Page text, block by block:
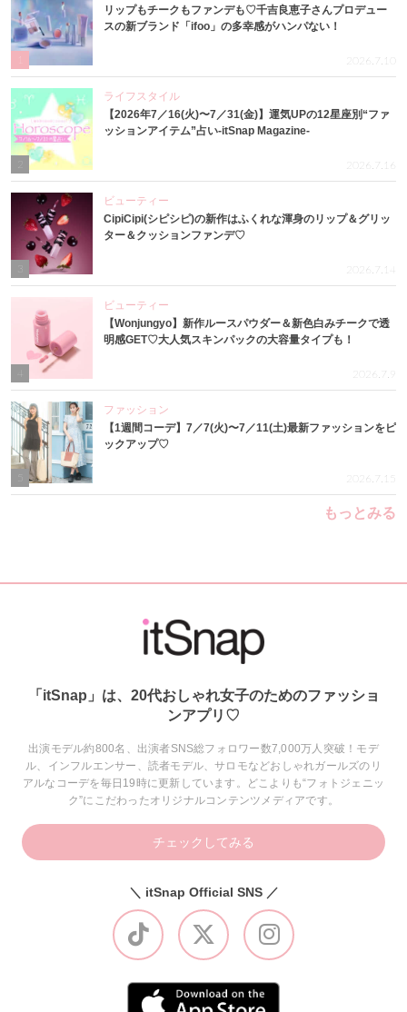
リップもチークもファンデも♡千吉良恵子さんプロデュー
スの新ブランド「ifoo」の多幸感がハンパない！
2026.7.10
ライフスタイル
【2026年7／16(火)〜7／31(金)】運気UPの12星座別“ファ
ッションアイテム”占い-itSnap Magazine-
2026.7.16
3
ビューティー
CipiCipi(シピシピ)の新作はふくれな渾身のリップ＆グリッ
ター＆クッションファンデ♡
2026.7.14
4
ビューティー
【Wonjungyo】新作ルースパウダー＆新色白みチークで透
明感GET♡大人気スキンパックの大容量タイプも！
2026.7.9
ファッション
【1週間コーデ】7／7(火)〜7／11(土)最新ファッションをピ
ックアップ♡
2026.7.15
もっとみる
「itSnap」は、20代おしゃれ女子のためのファッショ
ンアプリ♡
出演モデル約800名、出演者SNS総フォロワー数7,000万人突破！モデ
ル、インフルエンサー、読者モデル、サロモなどおしゃれガールズのリ
アルなコーデを毎日19時に更新しています。どこよりも“フォトジェニッ
ク”にこだわったオリジナルコンテンツメディアです。
チェックしてみる
＼ itSnap Official SNS ／